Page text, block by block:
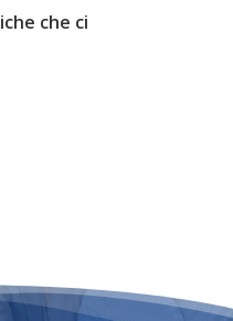
che ci
Ass. Parma Illustrata
Museo Rover Joe